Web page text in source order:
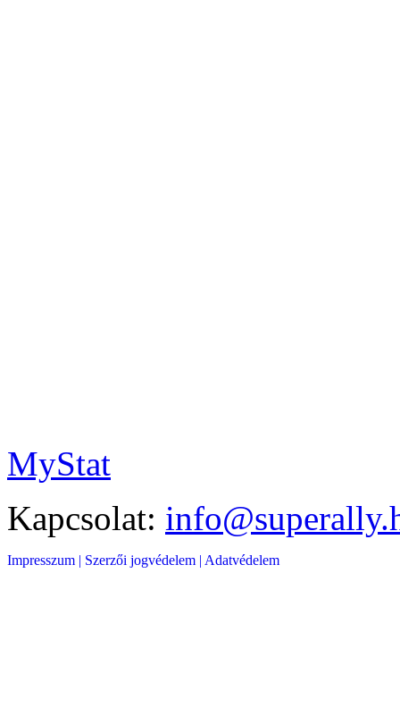
MyStat
Kapcsolat:
Impresszum | Szerzői jogvédelem | Adatvédelem